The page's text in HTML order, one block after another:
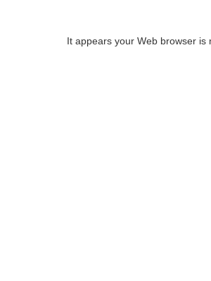
It appears your Web browser is